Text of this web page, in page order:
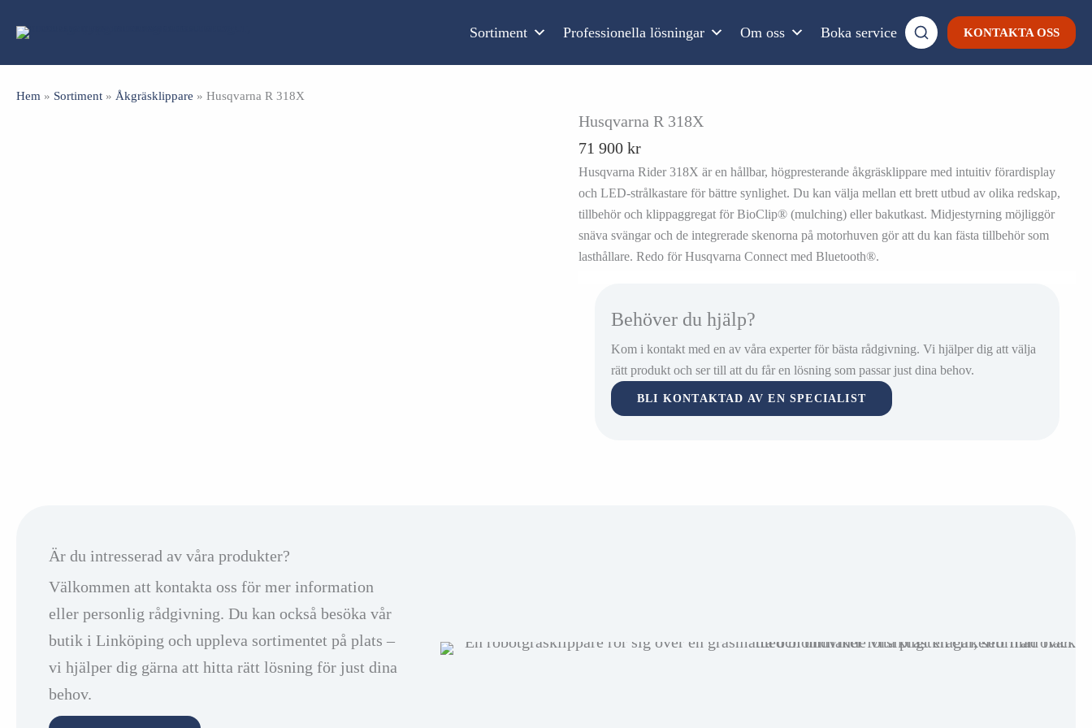
till
innehåll
Sortiment Professionella lösningar Om oss Boka service KONTAKTA OSS
Hem » Sortiment » Åkgräsklippare » Husqvarna R 318X
Husqvarna R 318X
71 900 kr
Husqvarna Rider 318X är en hållbar, högpresterande åkgräsklippare med intuitiv förardisplay
och LED-strålkastare för bättre synlighet. Du kan välja mellan ett brett utbud av olika redskap,
tillbehör och klippaggregat för BioClip® (mulching) eller bakutkast. Midjestyrning möjliggör
snäva svängar och de integrerade skenorna på motorhuven gör att du kan fästa tillbehör som
lasthållare. Redo för Husqvarna Connect med Bluetooth®.
Behöver du hjälp?
Kom i kontakt med en av våra experter för bästa rådgivning. Vi hjälper dig att välja
rätt produkt och ser till att du får en lösning som passar just dina behov.
BLI KONTAKTAD AV EN SPECIALIST
Är du intresserad av våra produkter?
Välkommen att kontakta oss för mer information
eller personlig rådgivning. Du kan också besöka vår
butik i Linköping och uppleva sortimentet på plats –
vi hjälper dig gärna att hitta rätt lösning för just dina
behov.